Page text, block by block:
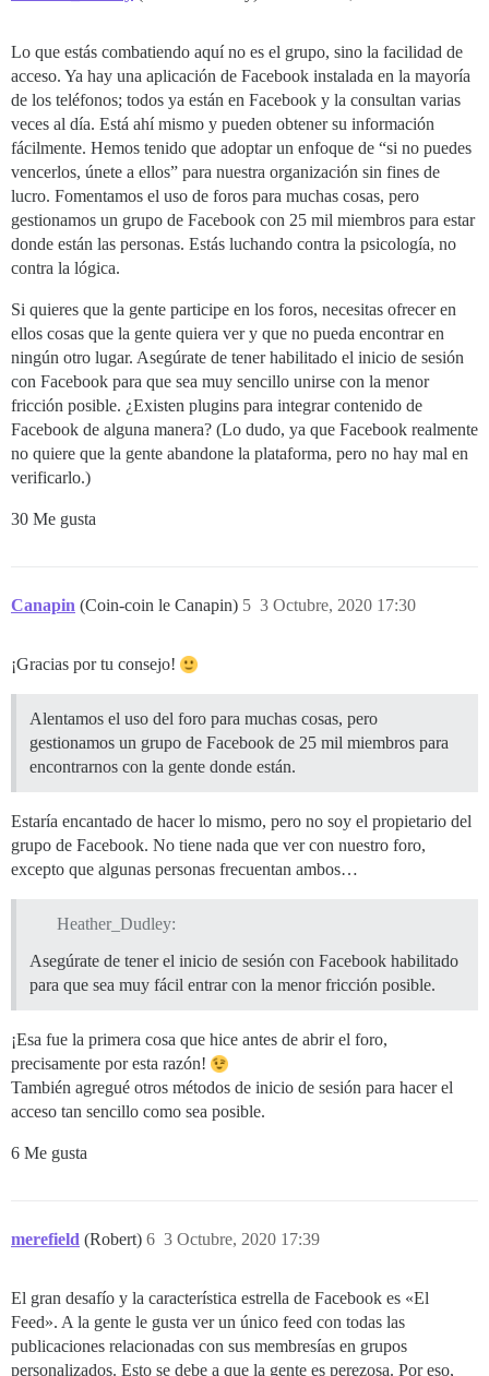
Lo que estás combatiendo aquí no es el grupo, sino la facilidad de
acceso. Ya hay una aplicación de Facebook instalada en la mayoría
de los teléfonos; todos ya están en Facebook y la consultan varias
veces al día. Está ahí mismo y pueden obtener su información
fácilmente. Hemos tenido que adoptar un enfoque de “si no puedes
vencerlos, únete a ellos” para nuestra organización sin fines de
lucro. Fomentamos el uso de foros para muchas cosas, pero
gestionamos un grupo de Facebook con 25 mil miembros para estar
donde están las personas. Estás luchando contra la psicología, no
contra la lógica.
Si quieres que la gente participe en los foros, necesitas ofrecer en
ellos cosas que la gente quiera ver y que no pueda encontrar en
ningún otro lugar. Asegúrate de tener habilitado el inicio de sesión
con Facebook para que sea muy sencillo unirse con la menor
fricción posible. ¿Existen plugins para integrar contenido de
Facebook de alguna manera? (Lo dudo, ya que Facebook realmente
no quiere que la gente abandone la plataforma, pero no hay mal en
verificarlo.)
30 Me gusta
Canapin (Coin-coin le Canapin) 3 Octubre, 2020 17:30
5
¡Gracias por tu consejo!
Alentamos el uso del foro para muchas cosas, pero
gestionamos un grupo de Facebook de 25 mil miembros para
encontrarnos con la gente donde están.
Estaría encantado de hacer lo mismo, pero no soy el propietario del
grupo de Facebook. No tiene nada que ver con nuestro foro,
excepto que algunas personas frecuentan ambos…
Heather_Dudley:
Asegúrate de tener el inicio de sesión con Facebook habilitado
para que sea muy fácil entrar con la menor fricción posible.
¡Esa fue la primera cosa que hice antes de abrir el foro,
precisamente por esta razón!
También agregué otros métodos de inicio de sesión para hacer el
acceso tan sencillo como sea posible.
6 Me gusta
merefield (Robert) 3 Octubre, 2020 17:39
6
El gran desafío y la característica estrella de Facebook es «El
Feed». A la gente le gusta ver un único feed con todas las
publicaciones relacionadas con sus membresías en grupos
personalizados. Esto se debe a que la gente es perezosa. Por eso,